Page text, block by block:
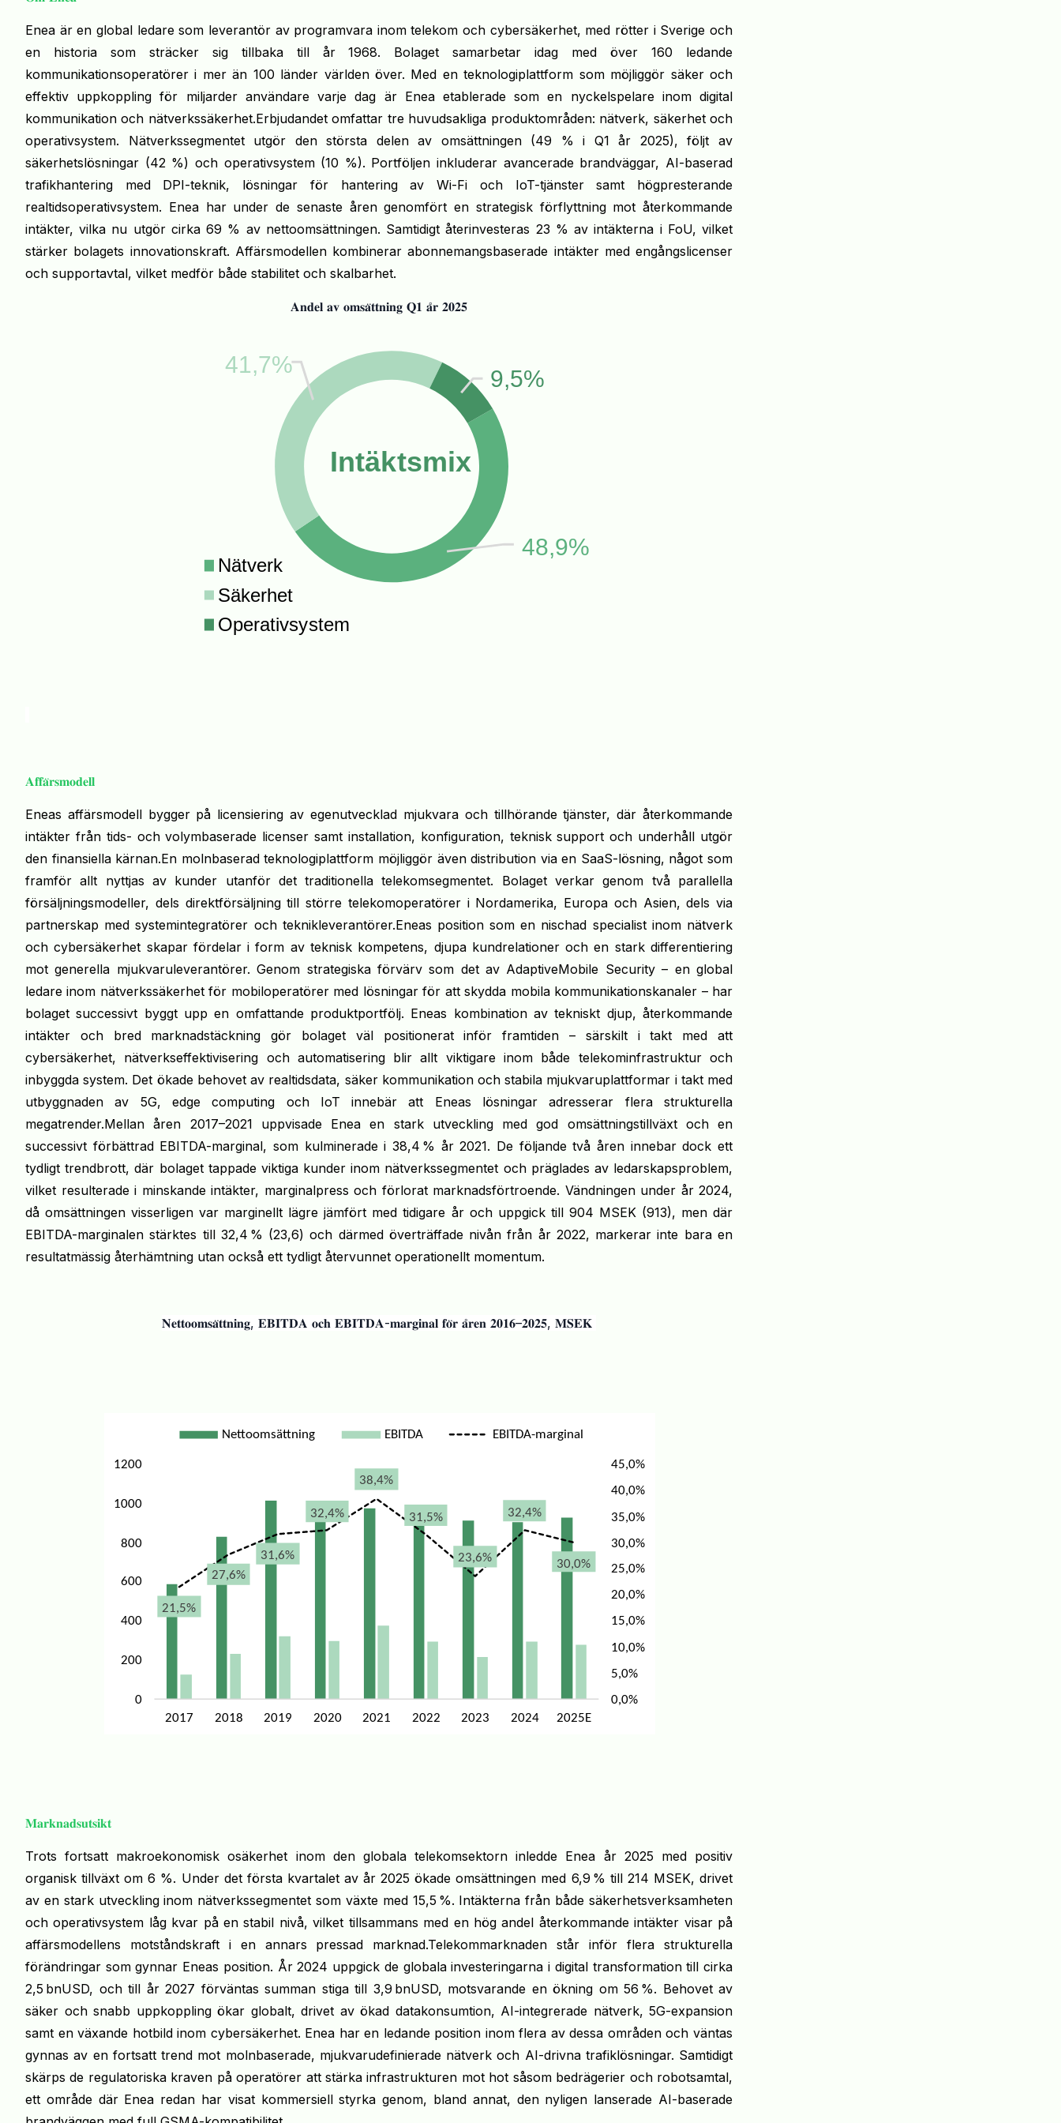
Enea är en global ledare som leverantör av programvara inom telekom och cybersäkerhet, med rötter i Sverige och
en historia som sträcker sig tillbaka till år 1968. Bolaget samarbetar idag med över 160 ledande
kommunikationsoperatörer i mer än 100 länder världen över. Med en teknologiplattform som möjliggör säker och
effektiv uppkoppling för miljarder användare varje dag är Enea etablerade som en nyckelspelare inom digital
kommunikation och nätverkssäkerhet.Erbjudandet omfattar tre huvudsakliga produktområden: nätverk, säkerhet och
operativsystem. Nätverkssegmentet utgör den största delen av omsättningen (49 % i Q1 år 2025), följt av
säkerhetslösningar (42 %) och operativsystem (10 %). Portföljen inkluderar avancerade brandväggar, AI-baserad
trafikhantering med DPI-teknik, lösningar för hantering av Wi-Fi och IoT-tjänster samt högpresterande
realtidsoperativsystem. Enea har under de senaste åren genomfört en strategisk förflyttning mot återkommande
intäkter, vilka nu utgör cirka 69 % av nettoomsättningen. Samtidigt återinvesteras 23 % av intäkterna i FoU, vilket
stärker bolagets innovationskraft. Affärsmodellen kombinerar abonnemangsbaserade intäkter med engångslicenser
och supportavtal, vilket medför både stabilitet och skalbarhet.
𝐀𝐧𝐝𝐞𝐥 𝐚𝐯 𝐨𝐦𝐬𝐚̈𝐭𝐭𝐧𝐢𝐧𝐠 𝐐𝟏 𝐚̊𝐫 𝟐𝟎𝟐𝟓
𝐀𝐟𝐟𝐚̈𝐫𝐬𝐦𝐨𝐝𝐞𝐥𝐥
Eneas affärsmodell bygger på licensiering av egenutvecklad mjukvara och tillhörande tjänster, där återkommande
intäkter från tids- och volymbaserade licenser samt installation, konfiguration, teknisk support och underhåll utgör
den finansiella kärnan.En molnbaserad teknologiplattform möjliggör även distribution via en SaaS-lösning, något som
framför allt nyttjas av kunder utanför det traditionella telekomsegmentet. Bolaget verkar genom två parallella
försäljningsmodeller, dels direktförsäljning till större telekomoperatörer i Nordamerika, Europa och Asien, dels via
partnerskap med systemintegratörer och teknikleverantörer.Eneas position som en nischad specialist inom nätverk
och cybersäkerhet skapar fördelar i form av teknisk kompetens, djupa kundrelationer och en stark differentiering
mot generella mjukvaruleverantörer. Genom strategiska förvärv som det av AdaptiveMobile Security – en global
ledare inom nätverkssäkerhet för mobiloperatörer med lösningar för att skydda mobila kommunikationskanaler – har
bolaget successivt byggt upp en omfattande produktportfölj. Eneas kombination av tekniskt djup, återkommande
intäkter och bred marknadstäckning gör bolaget väl positionerat inför framtiden – särskilt i takt med att
cybersäkerhet, nätverkseffektivisering och automatisering blir allt viktigare inom både telekominfrastruktur och
inbyggda system. Det ökade behovet av realtidsdata, säker kommunikation och stabila mjukvaruplattformar i takt med
utbyggnaden av 5G, edge computing och IoT innebär att Eneas lösningar adresserar flera strukturella
megatrender.Mellan åren 2017–2021 uppvisade Enea en stark utveckling med god omsättningstillväxt och en
successivt förbättrad EBITDA-marginal, som kulminerade i 38,4 % år 2021. De följande två åren innebar dock ett
tydligt trendbrott, där bolaget tappade viktiga kunder inom nätverkssegmentet och präglades av ledarskapsproblem,
vilket resulterade i minskande intäkter, marginalpress och förlorat marknadsförtroende. Vändningen under år 2024,
då omsättningen visserligen var marginellt lägre jämfört med tidigare år och uppgick till 904 MSEK (913), men där
EBITDA-marginalen stärktes till 32,4 % (23,6) och därmed överträffade nivån från år 2022, markerar inte bara en
resultatmässig återhämtning utan också ett tydligt återvunnet operationellt momentum.
𝐍𝐞𝐭𝐭𝐨𝐨𝐦𝐬𝐚̈𝐭𝐭𝐧𝐢𝐧𝐠, 𝐄𝐁𝐈𝐓𝐃𝐀 𝐨𝐜𝐡 𝐄𝐁𝐈𝐓𝐃𝐀-𝐦𝐚𝐫𝐠𝐢𝐧𝐚𝐥 𝐟𝐨̈𝐫 𝐚̊𝐫𝐞𝐧 𝟐𝟎𝟏𝟔–𝟐𝟎𝟐𝟓, 𝐌𝐒𝐄𝐊
𝐌𝐚𝐫𝐤𝐧𝐚𝐝𝐬𝐮𝐭𝐬𝐢𝐤𝐭
Trots fortsatt makroekonomisk osäkerhet inom den globala telekomsektorn inledde Enea år 2025 med positiv
organisk tillväxt om 6 %. Under det första kvartalet av år 2025 ökade omsättningen med 6,9 % till 214 MSEK, drivet
av en stark utveckling inom nätverkssegmentet som växte med 15,5 %. Intäkterna från både säkerhetsverksamheten
och operativsystem låg kvar på en stabil nivå, vilket tillsammans med en hög andel återkommande intäkter visar på
affärsmodellens motståndskraft i en annars pressad marknad.Telekommarknaden står inför flera strukturella
förändringar som gynnar Eneas position. År 2024 uppgick de globala investeringarna i digital transformation till cirka
2,5 bnUSD, och till år 2027 förväntas summan stiga till 3,9 bnUSD, motsvarande en ökning om 56 %. Behovet av
säker och snabb uppkoppling ökar globalt, drivet av ökad datakonsumtion, AI-integrerade nätverk, 5G-expansion
samt en växande hotbild inom cybersäkerhet. Enea har en ledande position inom flera av dessa områden och väntas
gynnas av en fortsatt trend mot molnbaserade, mjukvarudefinierade nätverk och AI-drivna trafiklösningar. Samtidigt
skärps de regulatoriska kraven på operatörer att stärka infrastrukturen mot hot såsom bedrägerier och robotsamtal,
ett område där Enea redan har visat kommersiell styrka genom, bland annat, den nyligen lanserade AI-baserade